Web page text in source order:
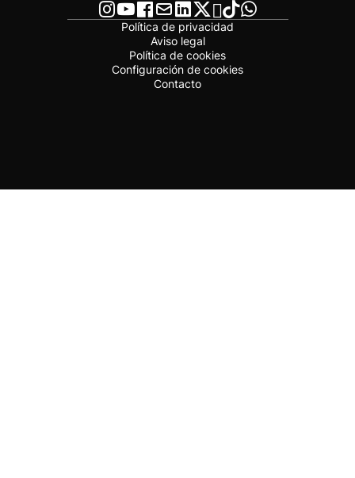
Política de privacidad
Aviso legal
Política de cookies
Configuración de cookies
Contacto